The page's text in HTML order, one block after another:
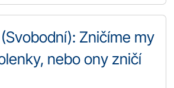
Zničíme my
nebo ony zničí